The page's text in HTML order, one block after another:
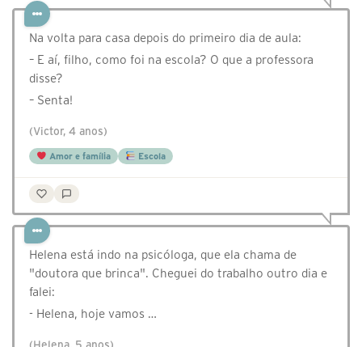
Na volta para casa depois do primeiro dia de aula:
– E aí, filho, como foi na escola? O que a professora
disse?
– Senta!
(Victor, 4 anos)
Amor e família Escola
Helena está indo na psicóloga, que ela chama de
"doutora que brinca". Cheguei do trabalho outro dia e
falei:
- Helena, hoje vamos …